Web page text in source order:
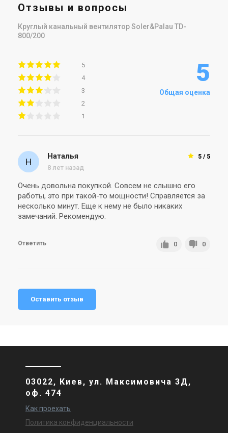
Отзывы и вопросы
Круглый канальный вентилятор Soler&Palau TD-
800/200
5
4
3
2
1
5
Общая оценка
5 / 5
Наталья
8 лет назад
Очень довольна покупкой. Совсем не слышно его
работы, это при такой-то мощности! Справляется за
несколько минут. Еще к нему не было никаких
замечаний. Рекомендую.
Ответить 0 0
Оставить отзыв
03022, Киев, ул. Максимовича 3Д,
оф. 474
Как проехать
Политика конфиденциальности